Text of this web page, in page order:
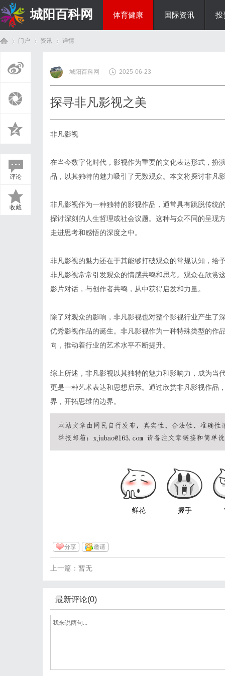
城阳百科网 体育健康 国际资讯 投
门户 资讯
›
详情
评论
收藏
城阳百科网 2025-06-23
探寻非凡影视之美
非凡影视
在当今数字化时代，影视作为重要的文化表达形式，扮
品，以其独特的魅力吸引了无数观众。本文将探讨非凡
非凡影视作为一种独特的影视作品，通常具有跳脱传统
探讨深刻的人生哲理或社会议题。这种与众不同的呈现
走进思考和感悟的深度之中。
非凡影视的魅力还在于其能够打破观众的常规认知，给
非凡影视常常引发观众的情感共鸣和思考。观众在欣赏
影片对话，与创作者共鸣，从中获得启发和力量。
除了对观众的影响，非凡影视也对整个影视行业产生了
优秀影视作品的诞生。非凡影视作为一种特殊类型的作
向，推动着行业的艺术水平不断提升。
综上所述，非凡影视以其独特的魅力和影响力，成为当
更是一种艺术表达和思想启示。通过欣赏非凡影视作品
界，开拓思维的边界。
鲜花 握手
分享 邀请
上一篇：暂无
最新评论(0)